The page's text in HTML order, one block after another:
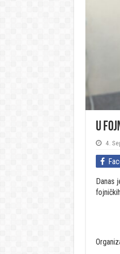
U
4.
Danas